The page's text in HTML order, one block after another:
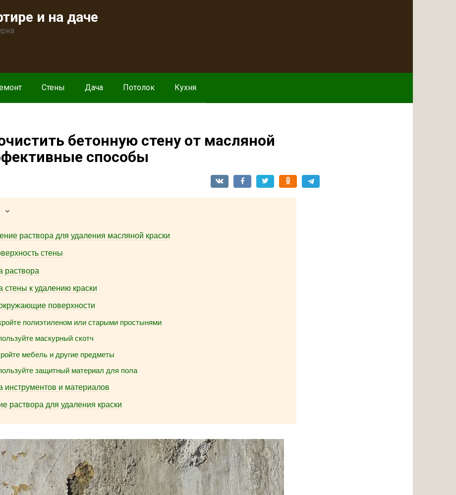
и на даче
Стены Дача Потолок Кухня
бетонную стену от масляной
способы
раствора для удаления масляной краски
стены
раствора
стены к удалению краски
поверхности
полиэтиленом или старыми простынями
маскурный скотч
мебель и другие предметы
защитный материал для пола
инструментов и материалов
раствора для удаления краски